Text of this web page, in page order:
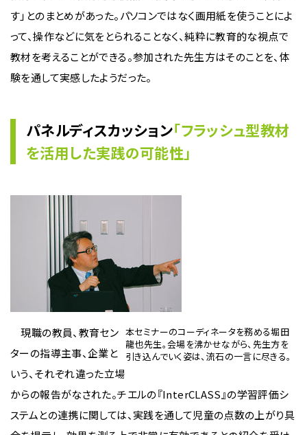
す」とのまとめがあった。パソコンではなく画用紙を使うことによ
って、操作などに気をとられることなく、純粋に教育的な視点で
教材を考えることができる。参加された先生方はそのことを、体
験を通して実感したようだった。
パネルディスカッション「フラッシュ型教材
を活用した実践の可能性」
本セミナーのコーディネータを務める堀田
龍也先生。会場を沸かせながら、先生方を
引き込んでいく姿は、流石の一言に尽きる。
現職の教員、教育セン
ターの指導主事、企業と
いう、それぞれ違った立場
からの報告がなされた。チエルの『InterCLASS』の学習評価シ
ステムとの連携に関しては、実践を通して児童の点数の上がり具